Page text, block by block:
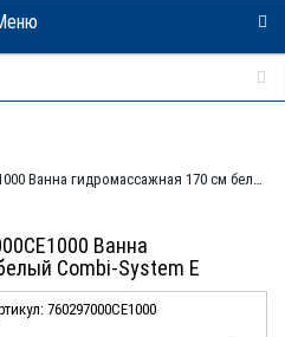
гидромассажная 170 см белый Combi-System E
Ванна
Combi-System E
760297000CE1000